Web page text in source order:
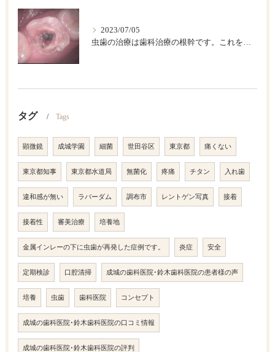
2023/07/05
虫歯の治療は歯科治療の根幹です。これを精密にして歯の寿命を長くしましょう。
タグ Tags
顕微鏡 成城学園 細菌 世田谷区 東京都 痛くない
東京都知事 東京都水道局 無菌化 疼痛 チタン 入れ歯
違和感が無い ラバーダム 調布市 レントゲン写真 接着
接着性 審美治療 培養地
金属インレーの下に虫歯が再発した症例です。 炎症 安全
定期検診 口腔清掃 成城の歯科医院･鈴木歯科医院の患者様の声
培養 虫歯 歯科医院 コンセプト
成城の歯科医院･鈴木歯科医院の口コミ情報
成城の歯科医院･鈴木歯科医院の評判